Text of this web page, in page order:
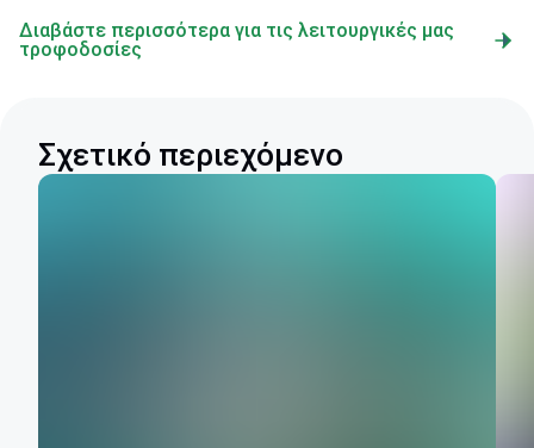
Διαβάστε περισσότερα για τις λειτουργικές μας
τροφοδοσίες
Σχετικό περιεχόμενο